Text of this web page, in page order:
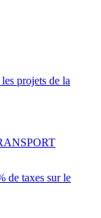
projets de la
de taxes sur le